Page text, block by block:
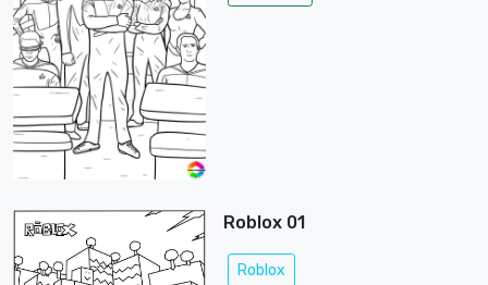
Roblox 01
Roblox